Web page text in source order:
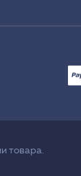
товара.